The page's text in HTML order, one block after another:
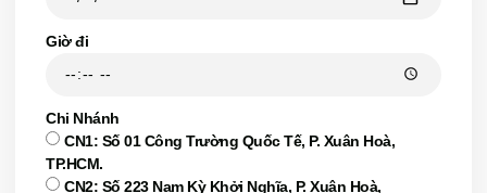
Giờ đi
Chi Nhánh
CN1: Số 01 Công Trường Quốc Tế, P. Xuân Hoà,
TP.HCM.
CN2: Số 223 Nam Kỳ Khởi Nghĩa, P. Xuân Hoà,